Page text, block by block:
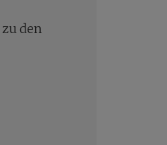
den